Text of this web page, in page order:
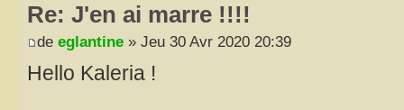
Re: J'en ai marre !!!!
de eglantine » Jeu 30 Avr 2020 20:39
Hello Kaleria !